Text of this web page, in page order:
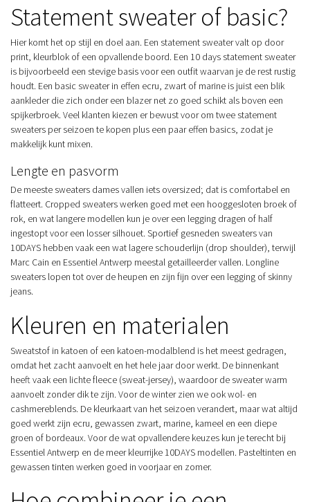
Statement sweater of basic?
Hier komt het op stijl en doel aan. Een statement sweater valt op door
print, kleurblok of een opvallende boord. Een 10 days statement sweater
is bijvoorbeeld een stevige basis voor een outfit waarvan je de rest rustig
houdt. Een basic sweater in effen ecru, zwart of marine is juist een blik
aankleder die zich onder een blazer net zo goed schikt als boven een
spijkerbroek. Veel klanten kiezen er bewust voor om twee statement
sweaters per seizoen te kopen plus een paar effen basics, zodat je
makkelijk kunt mixen.
Lengte en pasvorm
De meeste sweaters dames vallen iets oversized; dat is comfortabel en
flatteert. Cropped sweaters werken goed met een hooggesloten broek of
rok, en wat langere modellen kun je over een legging dragen of half
ingestopt voor een losser silhouet. Sportief gesneden sweaters van
10DAYS hebben vaak een wat lagere schouderlijn (drop shoulder), terwijl
Marc Cain en Essentiel Antwerp meestal getailleerder vallen. Longline
sweaters lopen tot over de heupen en zijn fijn over een legging of skinny
jeans.
Kleuren en materialen
Sweatstof in katoen of een katoen-modalblend is het meest gedragen,
omdat het zacht aanvoelt en het hele jaar door werkt. De binnenkant
heeft vaak een lichte fleece (sweat-jersey), waardoor de sweater warm
aanvoelt zonder dik te zijn. Voor de winter zien we ook wol- en
cashmereblends. De kleurkaart van het seizoen verandert, maar wat altijd
goed werkt zijn ecru, gewassen zwart, marine, kameel en een diepe
groen of bordeaux. Voor de wat opvallendere keuzes kun je terecht bij
Essentiel Antwerp en de meer kleurrijke 10DAYS modellen. Pasteltinten en
gewassen tinten werken goed in voorjaar en zomer.